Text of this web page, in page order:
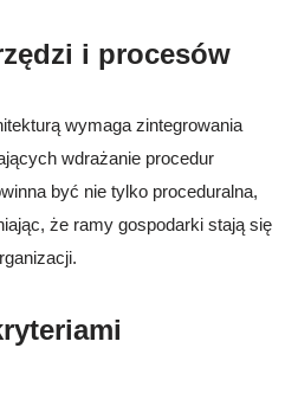
i procesów
wymaga zintegrowania
wdrażanie procedur
być nie tylko proceduralna,
że ramy gospodarki stają się